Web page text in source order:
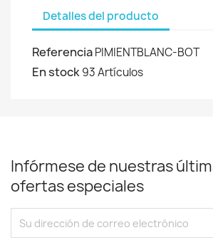
Detalles del producto
ReferenciaPIMIENTBLANC-BOT
En stock93 Artículos
Infórmese de nuestras
ofertas especiales